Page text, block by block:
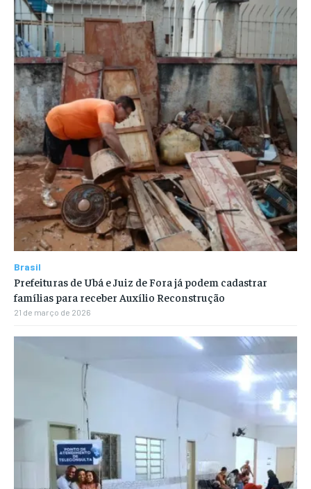
Brasil
Prefeituras de Ubá e Juiz de Fora já podem cadastrar
famílias para receber Auxílio Reconstrução
21 de março de 2026